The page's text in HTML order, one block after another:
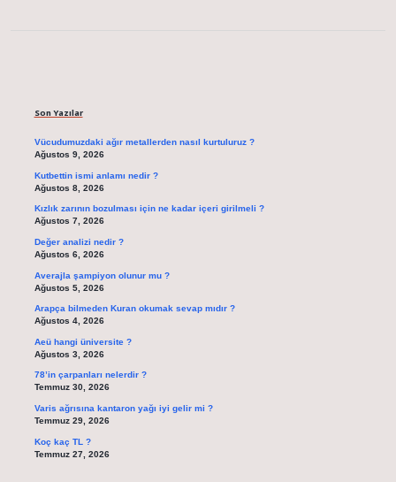
Son Yazılar
Vücudumuzdaki ağır metallerden nasıl kurtuluruz ?
Ağustos 9, 2026
Kutbettin ismi anlamı nedir ?
Ağustos 8, 2026
Kızlık zarının bozulması için ne kadar içeri girilmeli ?
Ağustos 7, 2026
Değer analizi nedir ?
Ağustos 6, 2026
Averajla şampiyon olunur mu ?
Ağustos 5, 2026
Arapça bilmeden Kuran okumak sevap mıdır ?
Ağustos 4, 2026
Aeü hangi üniversite ?
Ağustos 3, 2026
78’in çarpanları nelerdir ?
Temmuz 30, 2026
Varis ağrısına kantaron yağı iyi gelir mi ?
Temmuz 29, 2026
Koç kaç TL ?
Temmuz 27, 2026